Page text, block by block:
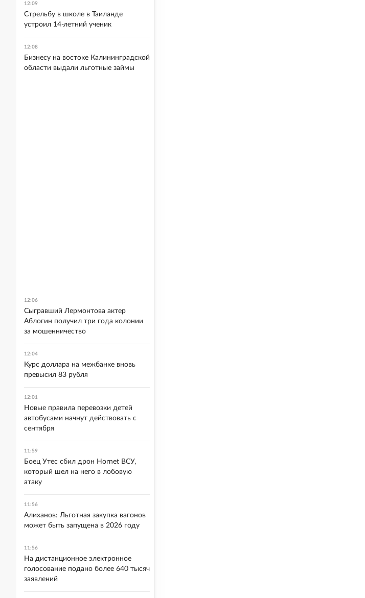
12:09
Стрельбу в школе в Таиланде
устроил 14-летний ученик
12:08
Бизнесу на востоке Калининградской
области выдали льготные займы
12:06
Сыгравший Лермонтова актер
Аблогин получил три года колонии
за мошенничество
12:04
Курс доллара на межбанке вновь
превысил 83 рубля
12:01
Новые правила перевозки детей
автобусами начнут действовать с
сентября
11:59
Боец Утес сбил дрон Hornet ВСУ,
который шел на него в лобовую
атаку
11:56
Алиханов: Льготная закупка вагонов
может быть запущена в 2026 году
11:56
На дистанционное электронное
голосование подано более 640 тысяч
заявлений